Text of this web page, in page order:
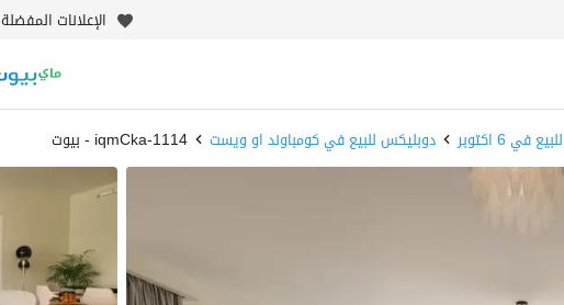
الإعلانات المفضلة
6 اكتوبر دوبليكس للبيع في كومباوند او ويست 1114-iqmCka - بيوت